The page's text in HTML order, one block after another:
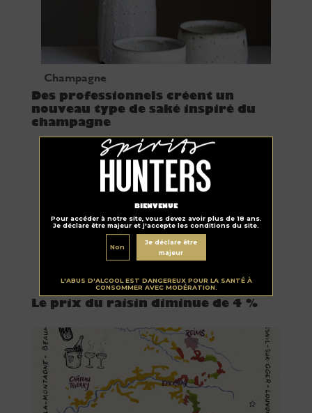
BIENVENUE
Pour accéder à notre site, vous devez avoir plus de 18 ans.
Je déclare être majeur et j'accepte les conditions du site.
Non
Je déclare être
majeur
L'ABUS D'ALCOOL EST DANGEREUX POUR LA SANTÉ À
CONSOMMER AVEC MODÉRATION.
Champagne
Des professionnels créent un
nouveau type de saké inspiré du
champagne
Champagne
Le prix du raisin diminue de 4 %